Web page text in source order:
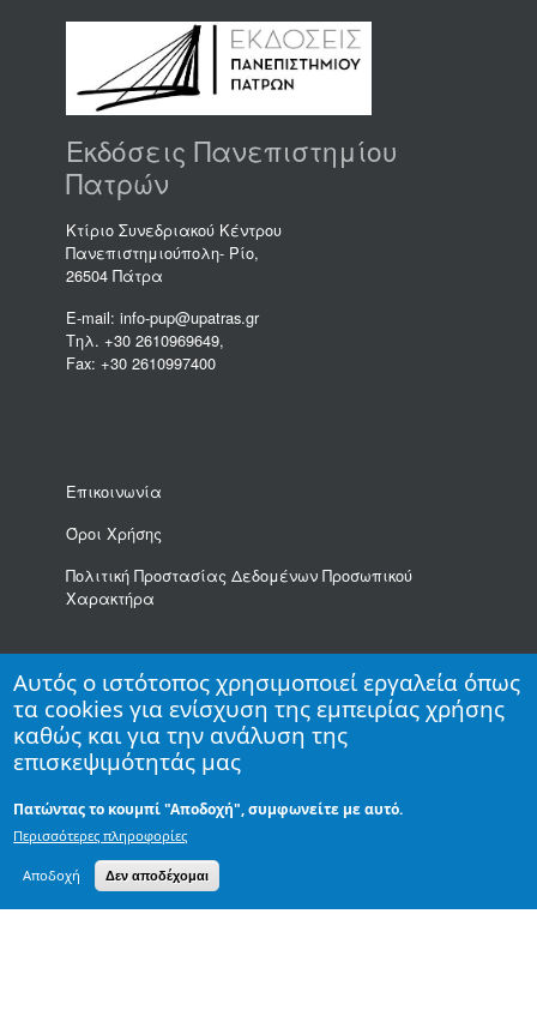
Εκδόσεις Πανεπιστημίου
Πατρών
Κτίριο Συνεδριακού Κέντρου
Πανεπιστημιούπολη- Ρίο,
26504 Πάτρα
E-mail: info-pup@upatras.gr
Τηλ. +30 2610969649,
Fax: +30 2610997400
Επικοινωνία
Όροι Χρήσης
Πολιτική Προστασίας Δεδομένων Προσωπικού
Χαρακτήρα
Αναζήτηση Βιβλίου
Αυτός ο ιστότοπος χρησιμοποιεί εργαλεία όπως
τα cookies για ενίσχυση της εμπειρίας χρήσης
καθώς και για την ανάλυση της
επισκεψιμότητάς μας
Πατώντας το κουμπί "Αποδοχή", συμφωνείτε με αυτό.
Περισσότερες πληροφορίες
Αποδοχή Δεν αποδέχομαι